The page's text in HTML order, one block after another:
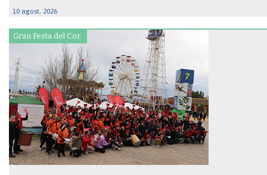
10 agost, 2026
Gran Festa del Cor.